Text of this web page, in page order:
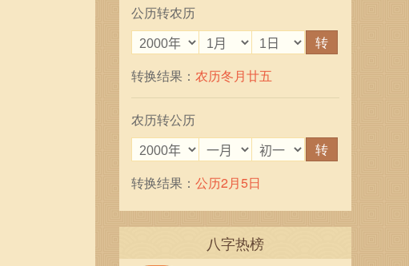
公历转农历
转
转换结果： 农历冬月廿五
农历转公历
转
转换结果： 公历2月5日
八字热榜